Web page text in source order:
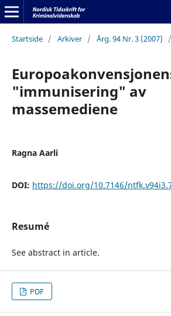
Startside / Arkiver / Årg. 94 Nr. 3 (2007) /
"immunisering" av
massemediene
Ragna Aarli
DOI: https://doi.org/10.7146/
Resumé
See abstract in article.
PDF